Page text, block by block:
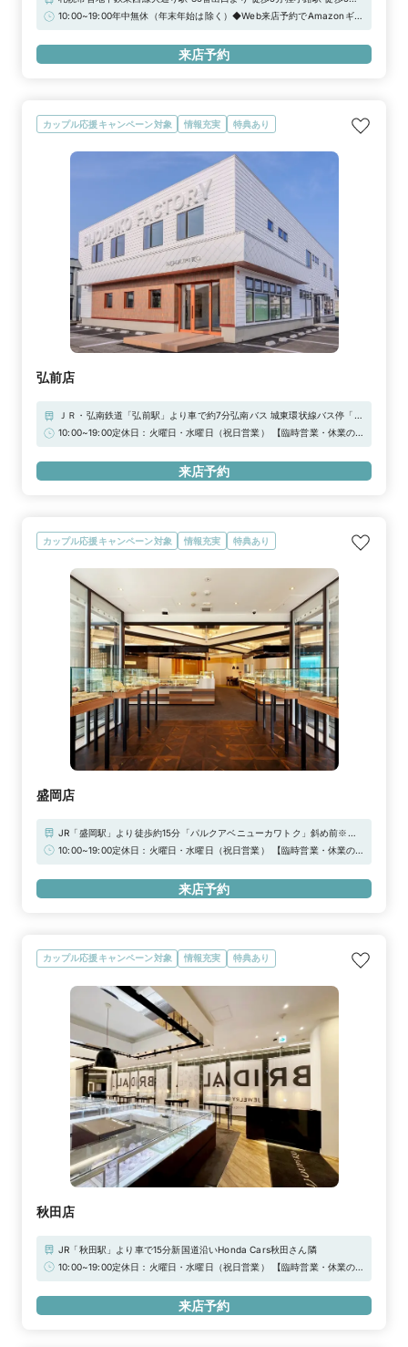
札幌駅 徒歩15分【提携駐車場について】近隣の提携駐車場をご利用いた
プをご覧ください。※条件がございます。詳しくはスタッフまでお問合せ
ください。
10:00~19:00年中無休（年末年始は除く）◆Web来店予約でAmazonギフ
来店予約
カップル応援キャンペーン対象 情報充実 特典あり
弘前店
ＪＲ・弘南鉄道「弘前駅」より車で約7分弘南バス 城東環状線バス停「田
園」より徒歩で約3分東北自動車道「大鰐弘前ＩＣ」より車で約15分
10:00~19:00定休日：火曜日・水曜日（祝日営業） 【臨時営業・休業の
時営業いたします。《臨時営業日》 祝日 / 9月30日（水）/ 12月22日
（火）/ 12月23日（水）/ 12月29日（火）/ 12月30日（水）◆Web来店予
来店予約
カップル応援キャンペーン対象 情報充実 特典あり
盛岡店
JR「盛岡駅」より徒歩約15分「パルクアベニューカワトク」斜め前※提
携駐車場『ザパーク（一部対象外あり）』をご利用下さい。サービスチ
10:00~19:00定休日：火曜日・水曜日（祝日営業） 【臨時営業・休業の
時営業いたします。《臨時営業日》 【2026年】祝日 / 9月30日（水）/
12月22日（火）/ 12月23日（水）/ 12月29日（火）/ 12月30日（水）
来店予約
カップル応援キャンペーン対象 情報充実 特典あり
秋田店
JR「秋田駅」より車で15分新国道沿いHonda Cars秋田さん隣
10:00~19:00定休日：火曜日・水曜日（祝日営業） 【臨時営業・休業の
時営業いたします。《臨時営業日》 【2026年】祝日 / 9月30日（水） /
12月22日（火）/ 12月23日（水）/ 12月29日（火）/ 12月30日（水）
来店予約